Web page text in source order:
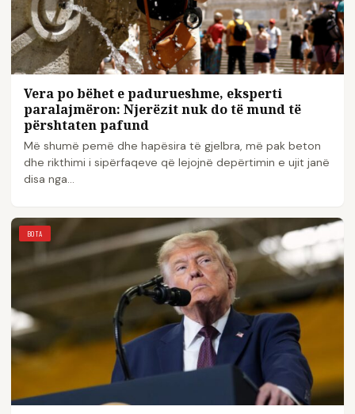
Vera po bëhet e padurueshme, eksperti
paralajmëron: Njerëzit nuk do të mund të
përshtaten pafund
Më shumë pemë dhe hapësira të gjelbra, më pak beton
dhe rikthimi i sipërfaqeve që lejojnë depërtimin e ujit janë
disa nga…
BOTA